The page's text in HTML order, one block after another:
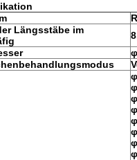
Längsstäbe im